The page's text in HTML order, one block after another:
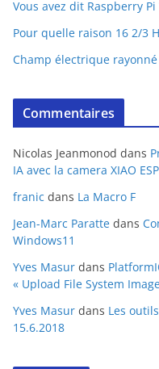
Vous avez dit Raspberry Pi
Pour quelle raison 16 2/3
Champ électrique
Commentaires
Nicolas Jeanmonod dans
IA avec la camera XIAO
franic dans La Macro F
Jean-Marc Paratte dans
Windows11
Yves Masur dans
« Upload File System
Yves Masur dans Les
15.6.2018